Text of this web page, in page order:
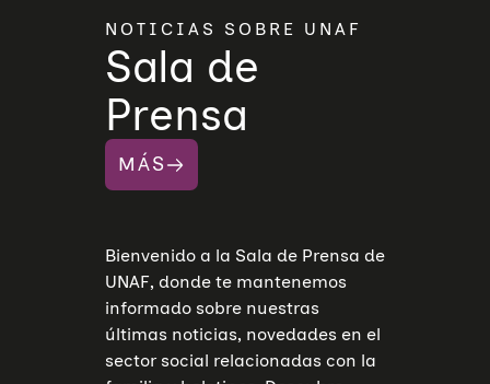
NOTICIAS SOBRE UNAF
Sala de
Prensa
MÁS
Bienvenido a la Sala de Prensa de
UNAF, donde te mantenemos
informado sobre nuestras
últimas noticias, novedades en el
sector social relacionadas con la